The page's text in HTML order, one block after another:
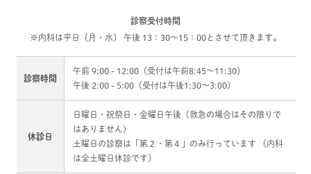
診察受付時間
※内科は平日（月・水） 午後 13：30～15：00とさせて頂きます。
診察時間
午前 9:00 - 12:00（受付は午前8:45〜11:30）
午後 2:00 - 5:00（受付は午後1:30〜3:00）
休診日
日曜日・祝祭日・金曜日午後（救急の場合はその限りで
はありません)
土曜日の診察は「第２・第４」のみ行っています （内科
は全土曜日休診です）